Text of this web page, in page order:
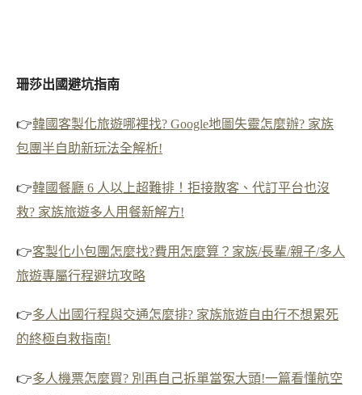
珊莎出國避坑指南
👉韓國客製化旅遊哪裡找? Google地圖失靈怎麼辦? 家族
包團半自助新玩法全解析!
👉韓國餐廳 6 人以上超難排！拒接散客、代訂平台也沒
救? 家族旅遊多人用餐新解方!
👉客製化小包團怎麼找?費用怎麼算？家族/長輩/親子/多人
旅遊專屬行程避坑攻略
👉多人出國行程與交通怎麼排? 家族旅遊自由行不想累死
的終極自救指南!
👉多人機票怎麼買? 別再自己拆單當冤大頭!一篇看懂航空